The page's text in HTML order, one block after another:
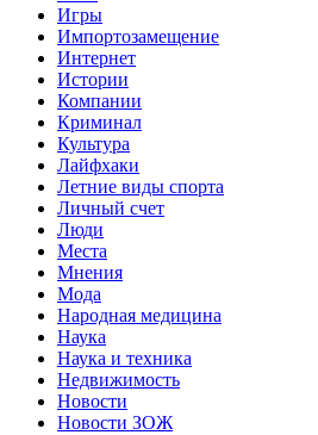
Игры
Импортозамещение
Интернет
Истории
Компании
Криминал
Культура
Лайфхаки
Летние виды спорта
Личный счет
Люди
Места
Мнения
Мода
Народная медицина
Наука
Наука и техника
Недвижимость
Новости
Новости ЗОЖ